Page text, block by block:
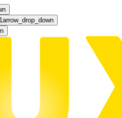
arrow_drop_down